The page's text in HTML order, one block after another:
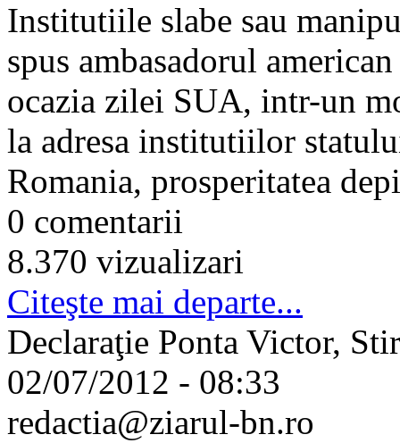
Institutiile slabe sau
spus ambasadorul
ocazia zilei SUA, intr-un
la adresa institutiilor
Romania, prosperitatea
0 comentarii
8.370 vizualizari
Citeşte mai departe...
Declaraţie Ponta Victor,
02/07/2012 - 08:33
redactia@ziarul-bn.ro